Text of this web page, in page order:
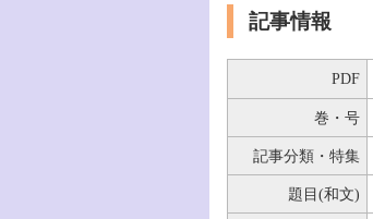
記事情報
PDF
巻・号
記事分類・特集
題目(和文)